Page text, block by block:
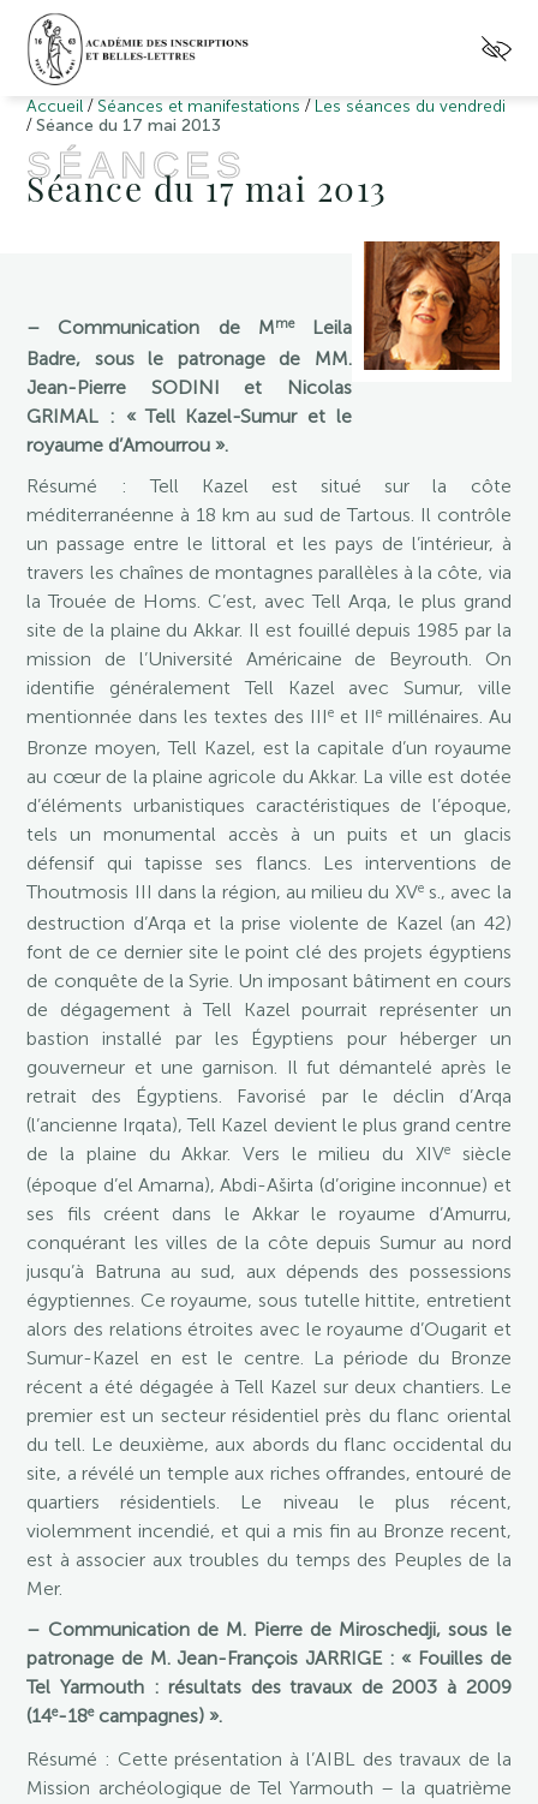
Accueil / Séances et manifestations / Les séances du vendredi
/Séance du 17 mai 2013
SÉANCES
Séance du 17 mai 2013
– Communication de MmeLeila
Badre, sous le patronage de MM.
Jean-Pierre SODINI et Nicolas
GRIMAL : « Tell Kazel-Sumur et le
royaume d’Amourrou ».
Résumé : Tell Kazel est situé sur la côte
méditerranéenne à 18 km au sud de Tartous. Il contrôle
un passage entre le littoral et les pays de l’intérieur, à
travers les chaînes de montagnes parallèles à la côte, via
la Trouée de Homs. C’est, avec Tell Arqa, le plus grand
site de la plaine du Akkar. Il est fouillé depuis 1985 par la
mission de l’Université Américaine de Beyrouth. On
identifie généralement Tell Kazel avec Sumur, ville
mentionnée dans les textes des IIIeet IIemillénaires. Au
Bronze moyen, Tell Kazel, est la capitale d’un royaume
au cœur de la plaine agricole du Akkar. La ville est dotée
d’éléments urbanistiques caractéristiques de l’époque,
tels un monumental accès à un puits et un glacis
défensif qui tapisse ses flancs. Les interventions de
Thoutmosis III dans la région, au milieu du XVes., avec la
destruction d’Arqa et la prise violente de Kazel (an 42)
font de ce dernier site le point clé des projets égyptiens
de conquête de la Syrie. Un imposant bâtiment en cours
de dégagement à Tell Kazel pourrait représenter un
bastion installé par les Égyptiens pour héberger un
gouverneur et une garnison. Il fut démantelé après le
retrait des Égyptiens. Favorisé par le déclin d’Arqa
(l’ancienne Irqata), Tell Kazel devient le plus grand centre
de la plaine du Akkar. Vers le milieu du XIVesiècle
(époque d’el Amarna), Abdi-Aširta (d’origine inconnue) et
ses fils créent dans le Akkar le royaume d’Amurru,
conquérant les villes de la côte depuis Sumur au nord
jusqu’à Batruna au sud, aux dépends des possessions
égyptiennes. Ce royaume, sous tutelle hittite, entretient
alors des relations étroites avec le royaume d’Ougarit et
Sumur-Kazel en est le centre. La période du Bronze
récent a été dégagée à Tell Kazel sur deux chantiers. Le
premier est un secteur résidentiel près du flanc oriental
du tell. Le deuxième, aux abords du flanc occidental du
site, a révélé un temple aux riches offrandes, entouré de
quartiers résidentiels. Le niveau le plus récent,
violemment incendié, et qui a mis fin au Bronze recent,
est à associer aux troubles du temps des Peuples de la
Mer.
– Communication de M. Pierre de Miroschedji, sous le
patronage de M. Jean-François JARRIGE : « Fouilles de
Tel Yarmouth : résultats des travaux de 2003 à 2009
(14e-18ecampagnes) ».
Résumé : Cette présentation à l’AIBL des travaux de la
Mission archéologique de Tel Yarmouth – la quatrième